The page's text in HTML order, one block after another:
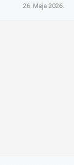
26. Maja 2026.